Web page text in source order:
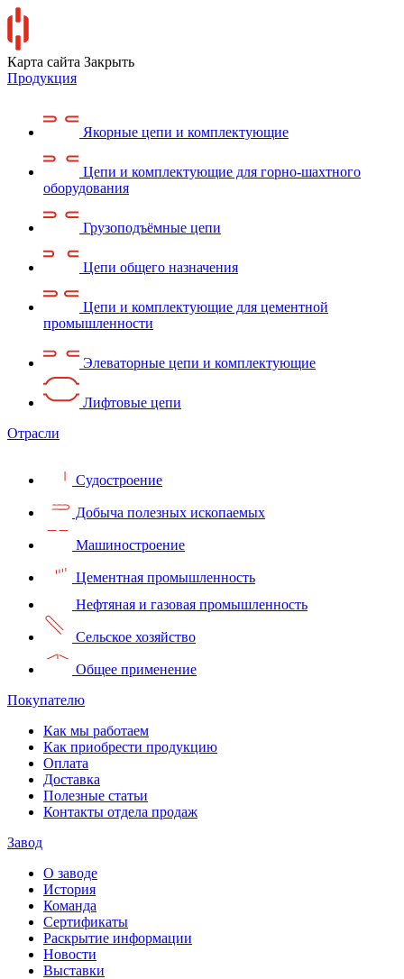
Карта сайта Закрыть
Продукция
Якорные цепи и комплектующие
Цепи и комплектующие для горно-шахтного
оборудования
Грузоподъёмные цепи
Цепи общего назначения
Цепи и комплектующие для цементной
промышленности
Элеваторные цепи и комплектующие
Лифтовые цепи
Отрасли
Судостроение
Добыча полезных ископаемых
Машиностроение
Цементная промышленность
Нефтяная и газовая промышленность
Сельское хозяйство
Общее применение
Покупателю
Как мы работаем
Как приобрести продукцию
Оплата
Доставка
Полезные статьи
Контакты отдела продаж
Завод
О заводе
История
Команда
Сертификаты
Раскрытие информации
Новости
Выставки